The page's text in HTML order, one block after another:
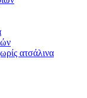
ατσάλινα